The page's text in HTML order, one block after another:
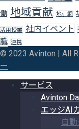
働 地域貢献 地引網
活用授業 社内イベント
職 連携
© 2023 Avinton | All
ー
サービス
Avinton
エッジAI
自